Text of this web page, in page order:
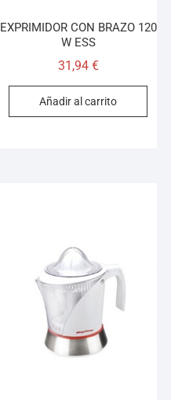
EXPRIMIDOR CON BRAZO 120
W ESS
31,94 €
Añadir al carrito